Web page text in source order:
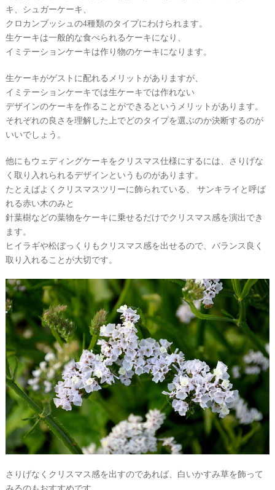
キ、シュガーケーキ、
クロカンブッシュの4種類のタイプにわけられます。
生ケーキは一般的な食べられるケーキになり、
イミテーションケーキは作り物のケーキになります。
生ケーキがゲストに配れるメリットがありますが、
イミテーションケーキでは生ケーキでは作れない
デザインのケーキを作ることができるというメリットがあります。
それぞれの良さを理解した上でどのタイプを選ぶのか決断するのが
いいでしょう。
他にもウェディングケーキをクリスマス仕様にするには、さりげな
く取り入れられるデザインというものがあります。
たとえばよくクリスマスツリーに飾られている、 サンキライと呼ば
れる赤い木のみと
針葉樹などの葉物をケーキに乗せるだけでクリスマス感を演出でき
ます。
ヒイラギや松ぼっくりもクリスマス感を出せるので、バランス良く
取り入れることが大切です。
さりげなくクリスマス感を出すのであれば、白いかすみ草を飾って
結
婚
の
段
取
り
P
L
A
C
O
L
E
&
D
R
E
S
S
公
式